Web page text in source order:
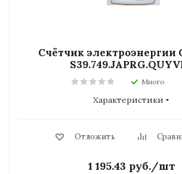
Счётчик электроэнергии
Много
Характеристики
Отложить
1 195.43 руб./шт